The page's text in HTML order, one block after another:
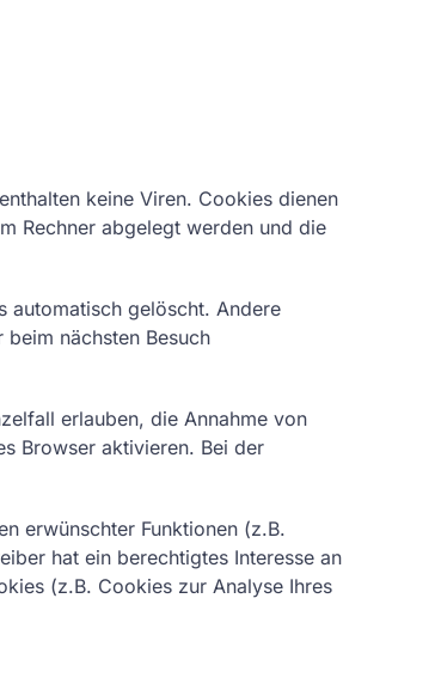
keine Viren. Cookies dienen
Rechner abgelegt werden und die
automatisch gelöscht. Andere
nächsten Besuch
erlauben, die Annahme von
Browser aktivieren. Bei der
erwünschter Funktionen (z.B.
hat ein berechtigtes Interesse an
(z.B. Cookies zur Analyse Ihres